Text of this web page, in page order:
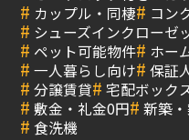
# カップル・同棲# コン
# シューズインクローゼ
# ペット可能物件# ホー
# 一人暮らし向け# 保証
# 分譲賃貸# 宅配ボック
# 敷金・礼金0円# 新築
# 食洗機